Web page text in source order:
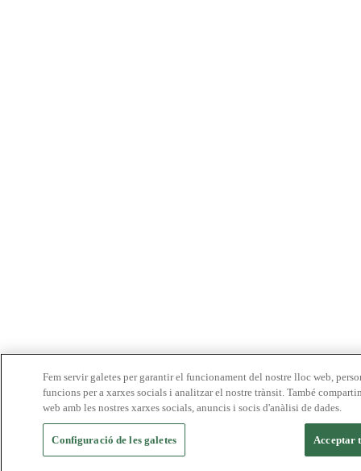
Fem servir galetes per garantir el funcionament del nostre lloc web,
funcions per a xarxes socials i analitzar el nostre trànsit. També
web amb les nostres xarxes socials, anuncis i socis d'anàlisi de dades.
Configuració de les galetes Acceptar